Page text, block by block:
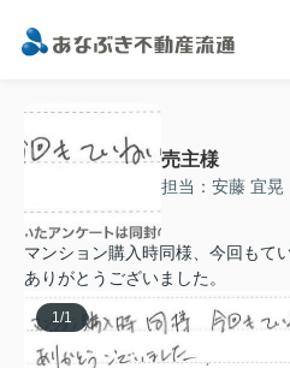
売主様
担当：安藤 宜晃
マンション購入時同様、今回もて
ありがとうございました。
1 /1